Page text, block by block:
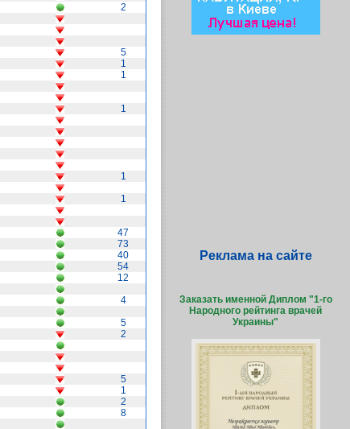
2
5
1
1
1
1
1
47
73
40
54
12
4
5
2
5
1
2
8
Реклама на сайте
Заказать именной Диплом "1-го
Народного рейтинга врачей
Украины"